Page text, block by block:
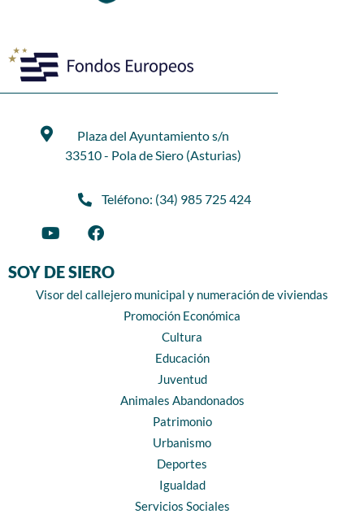
Plaza del Ayuntamiento s/n
33510 - Pola de Siero (Asturias)
Teléfono: (34) 985 725 424
SOY DE SIERO
Visor del callejero municipal y numeración de viviendas
Promoción Económica
Cultura
Educación
Juventud
Animales Abandonados
Patrimonio
Urbanismo
Deportes
Igualdad
Servicios Sociales